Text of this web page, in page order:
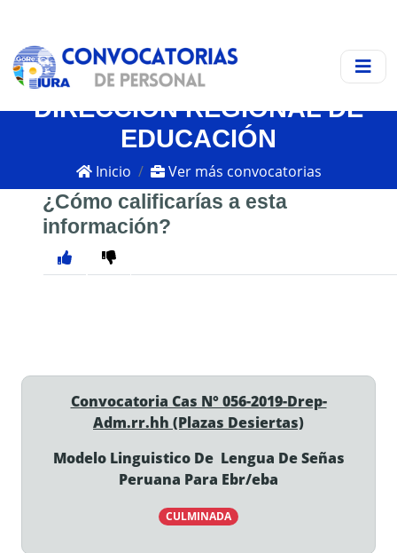
DIRECCIÓN REGIONAL DE
EDUCACIÓN
Inicio Ver más convocatorias
¿Cómo calificarías a esta
información?
Convocatoria Cas N° 056-2019-Drep-
Adm.rr.hh (Plazas Desiertas)
Modelo Linguistico De Lengua De Señas
Peruana Para Ebr/eba
CULMINADA